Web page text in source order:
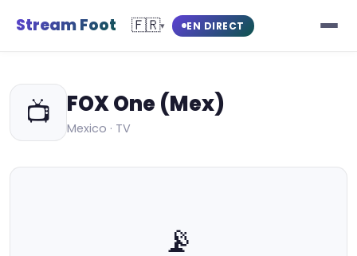
Stream Foot 🇫🇷▾ EN DIRECT
📺 FOX One (Mex)
Mexico · TV
📡